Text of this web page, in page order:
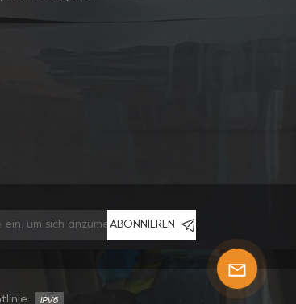
ABONNIEREN